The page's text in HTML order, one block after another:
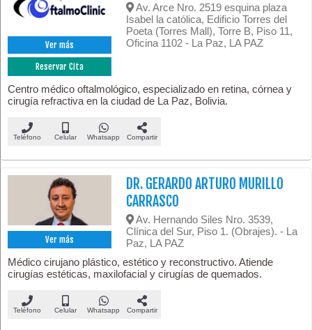
Ver más
Reservar Cita
Av. Arce Nro. 2519 esquina plaza
Isabel la católica, Edificio Torres del
Poeta (Torres Mall), Torre B, Piso 11,
Oficina 1102 - La Paz, LA PAZ
Centro médico oftalmológico, especializado en retina, córnea y
cirugía refractiva en la ciudad de La Paz, Bolivia.
Teléfono Celular Whatsapp Compartir
Ver más
DR. GERARDO ARTURO MURILLO
CARRASCO
Av. Hernando Siles Nro. 3539,
Clínica del Sur, Piso 1. (Obrajes). - La
Paz, LA PAZ
Médico cirujano plástico, estético y reconstructivo. Atiende
cirugías estéticas, maxilofacial y cirugías de quemados.
Teléfono Celular Whatsapp Compartir